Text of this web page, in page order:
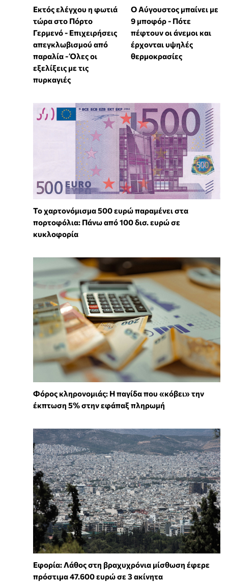
Εκτός ελέγχου η φωτιά
τώρα στο Πόρτο
Γερμενό - Επιχειρήσεις
απεγκλωβισμού από
παραλία - Όλες οι
εξελίξεις με τις
πυρκαγιές
Ο Αύγουστος μπαίνει με
9 μποφόρ - Πότε
πέφτουν οι άνεμοι και
έρχονται υψηλές
θερμοκρασίες
Το χαρτονόμισμα 500 ευρώ παραμένει στα
πορτοφόλια: Πάνω από 100 δισ. ευρώ σε
κυκλοφορία
Φόρος κληρονομιάς: Η παγίδα που «κόβει» την
έκπτωση 5% στην εφάπαξ πληρωμή
Εφορία: Λάθος στη βραχυχρόνια μίσθωση έφερε
πρόστιμα 47.600 ευρώ σε 3 ακίνητα